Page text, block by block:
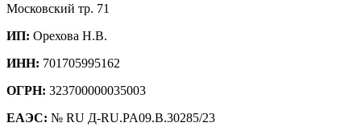
Московский тр. 71
ИП: Орехова Н.В.
ИНН: 701705995162
ОГРН: 323700000035003
ЕАЭС: № RU Д-RU.PA09.B.30285/23